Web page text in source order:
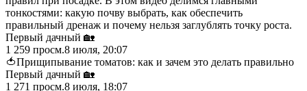
тонкостями: какую почву выбрать, как обеспечить
правильный дренаж и почему нельзя заглублять точку роста.
Первый дачный 🏡
1 259 просм.8 июля, 20:07
🍅Прищипывание томатов: как и зачем это делать правильно
Первый дачный 🏡
1 271 просм.8 июля, 18:07